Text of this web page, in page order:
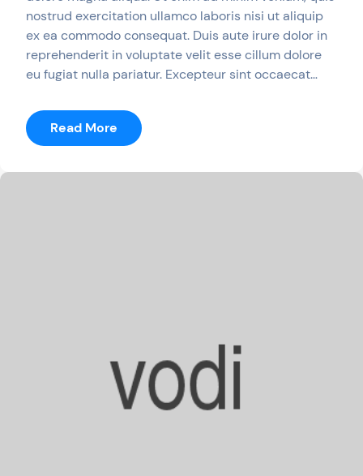
nostrud exercitation ullamco laboris nisi ut aliquip
ex ea commodo consequat. Duis aute irure dolor in
reprehenderit in voluptate velit esse cillum dolore
eu fugiat nulla pariatur. Excepteur sint occaecat…
Read More
Robert